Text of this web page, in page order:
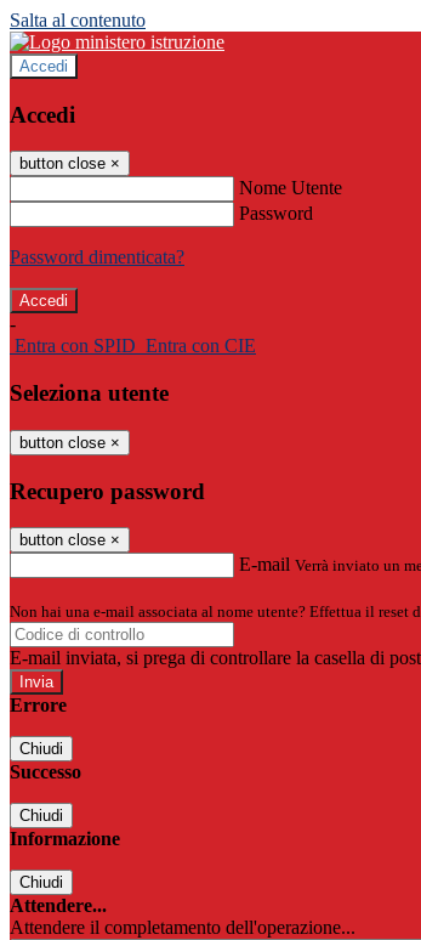
Salta al contenuto
Accedi
Accedi
button close ×
Nome Utente
Password
Password dimenticata?
-
Entra con SPID Entra con CIE
Seleziona utente
button close ×
Recupero password
button close ×
E-mail Verrà inviato un
Non hai una e-mail associata al nome utente? Effettua il reset
E-mail inviata, si prega di controllare la casella di
Errore
Chiudi
Successo
Chiudi
Informazione
Chiudi
Attendere...
Attendere il completamento dell'operazione...